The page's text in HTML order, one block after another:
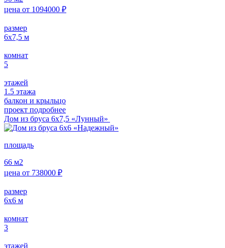
цена от 1094000 ₽
размер
6х7,5 м
комнат
5
этажей
1.5 этажа
балкон и крыльцо
проект подробнее
Дом из бруса 6х7,5 «Лунный»
площадь
66 м2
цена от 738000 ₽
размер
6х6 м
комнат
3
этажей